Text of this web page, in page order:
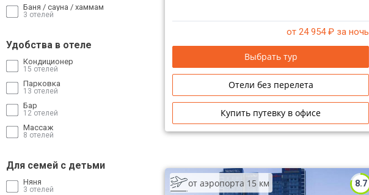
Баня / сауна / хаммам
3 отелей
Удобства в отеле
Кондиционер
15 отелей
Парковка
13 отелей
Бар
12 отелей
Массаж
8 отелей
Для семей с детьми
Няня
3 отелей
от 24 954₽ за ночь
Выбрать тур
Отели без перелета
Купить путевку в офисе
8.7
от аэропорта 15 км